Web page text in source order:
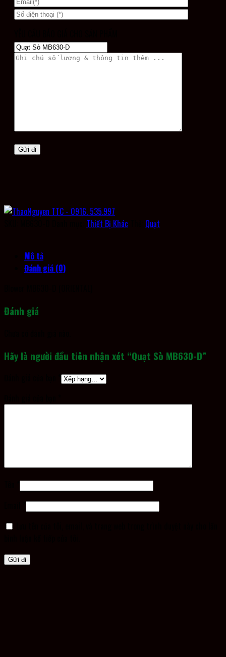
Thiết Bị Khác Quạt
Mô tả
Đánh giá (0)
Đánh giá
Hãy là người đầu tiên nhận xét “Quạt Sò MB630-D”